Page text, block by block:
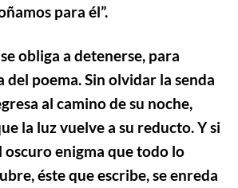
para él”.
obliga a detenerse, para
poema. Sin olvidar la senda
al camino de su noche,
la luz vuelve a su reducto.Y si
oscuro enigma que todo lo
éste que escribe, se enreda